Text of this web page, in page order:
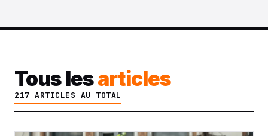
Tous lesarticles
217 ARTICLES AU TOTAL